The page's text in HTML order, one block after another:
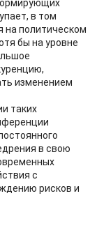
в том
на политическом
бы на уровне
изменением
таких
в свою
с
рисков и